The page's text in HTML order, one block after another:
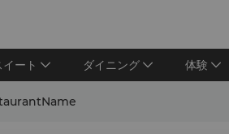
ート ダイニング 体験